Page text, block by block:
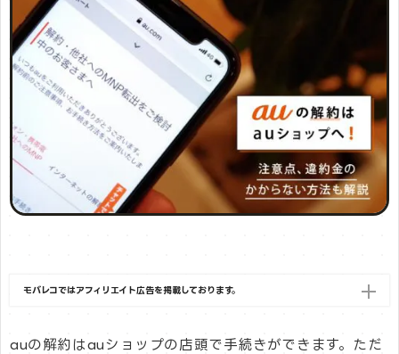
モバレコではアフィリエイト広告を掲載しております。
auの解約はauショップの店頭で手続きができます。ただ